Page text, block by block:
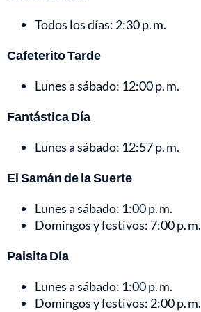
Todos los días: 2:30 p. m.
Cafeterito Tarde
Lunes a sábado: 12:00 p. m.
Fantástica Día
Lunes a sábado: 12:57 p. m.
El Samán de la Suerte
Lunes a sábado: 1:00 p. m.
Domingos y festivos: 7:00 p. m.
Paisita Día
Lunes a sábado: 1:00 p. m.
Domingos y festivos: 2:00 p. m.